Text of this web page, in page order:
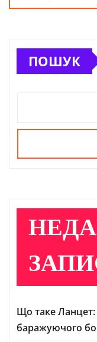
ПОШУК
Що таке Ланцет:
баражуючого